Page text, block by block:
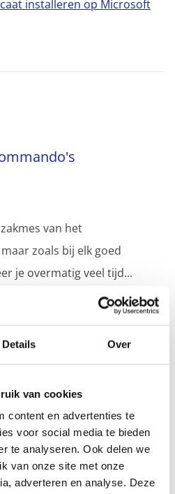
Details Over
van cookies
content en advertenties te
voor social media te bieden
te analyseren. Ook delen we
van onze site met onze
adverteren en analyse. Deze
installeren op Microsoft
van het
zoals bij elk goed
je overmatig veel tijd...
Authority (CA)?
is een organisatie die